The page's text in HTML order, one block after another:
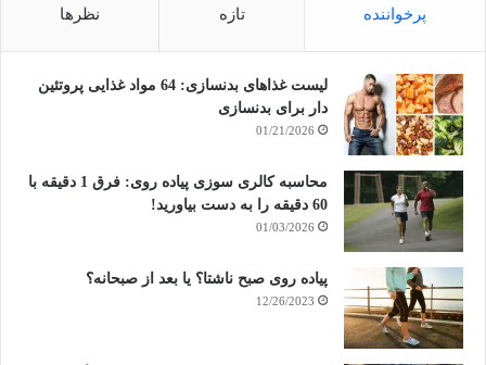
پرخواننده تازه نظرها
لیست غذاهای بدنسازی: 64 مواد غذایی پروتئین
دار برای بدنسازی
01/21/2026
محاسبه کالری سوزی پیاده روی: فرق 1 دقیقه با
60 دقیقه را به دست بیاورید!
01/03/2026
پیاده روی صبح ناشتا؟ یا بعد از صبحانه؟
12/26/2023